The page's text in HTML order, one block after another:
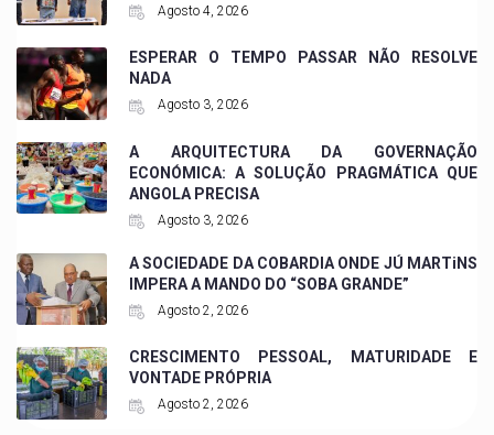
Agosto 4, 2026
ESPERAR O TEMPO PASSAR NÃO RESOLVE
NADA
Agosto 3, 2026
A ARQUITECTURA DA GOVERNAÇÃO
ECONÓMICA: A SOLUÇÃO PRAGMÁTICA QUE
ANGOLA PRECISA
Agosto 3, 2026
A SOCIEDADE DA COBARDIA ONDE JÚ MARTiNS
IMPERA A MANDO DO “SOBA GRANDE”
Agosto 2, 2026
CRESCIMENTO PESSOAL, MATURIDADE E
VONTADE PRÓPRIA
Agosto 2, 2026